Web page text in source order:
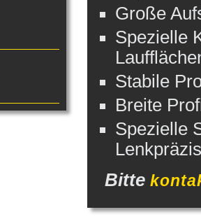
Große
Spezielle
Stabile
Breite
Spezielle
Bitte